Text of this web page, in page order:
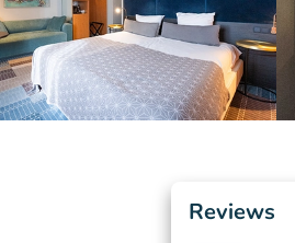
Reviews